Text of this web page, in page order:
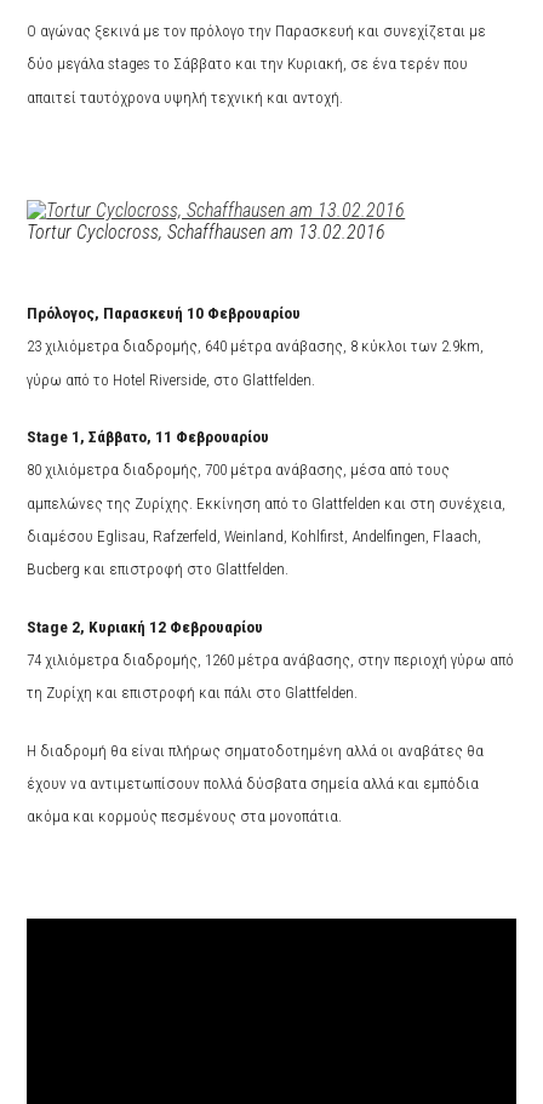
Ο αγώνας ξεκινά με τον πρόλογο την Παρασκευή και συνεχίζεται με
δύο μεγάλαstages το Σάββατο και την Κυριακή, σε ένα τερέν που
απαιτεί ταυτόχρονα υψηλή τεχνική και αντοχή.
Tortur Cyclocross, Schaffhausen am 13.02.2016
Πρόλογος, Παρασκευή 10 Φεβρουαρίου
23 χιλιόμετρα διαδρομής, 640 μέτρα ανάβασης, 8 κύκλοι των 2.9km,
γύρω από το Hotel Riverside, στο Glattfelden.
Stage 1, Σάββατο, 11 Φεβρουαρίου
80 χιλιόμετρα διαδρομής, 700 μέτρα ανάβασης, μέσα από τους
αμπελώνες της Ζυρίχης. Εκκίνηση από το Glattfelden και στη συνέχεια,
διαμέσου Eglisau, Rafzerfeld, Weinland, Kohlfirst, Andelfingen, Flaach,
Bucberg και επιστροφή στο Glattfelden.
Stage 2, Κυριακή 12 Φεβρουαρίου
74 χιλιόμετρα διαδρομής, 1260 μέτρα ανάβασης, στην περιοχή γύρω από
τη Ζυρίχη και επιστροφή και πάλι στο Glattfelden.
Η διαδρομή θα είναι πλήρως σηματοδοτημένη αλλά οι αναβάτες θα
έχουν να αντιμετωπίσουν πολλά δύσβατα σημεία αλλά και εμπόδια
ακόμα και κορμούς πεσμένους στα μονοπάτια.